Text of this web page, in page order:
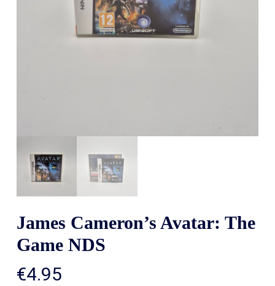
James Cameron’s Avatar: The
Game NDS
€4.95